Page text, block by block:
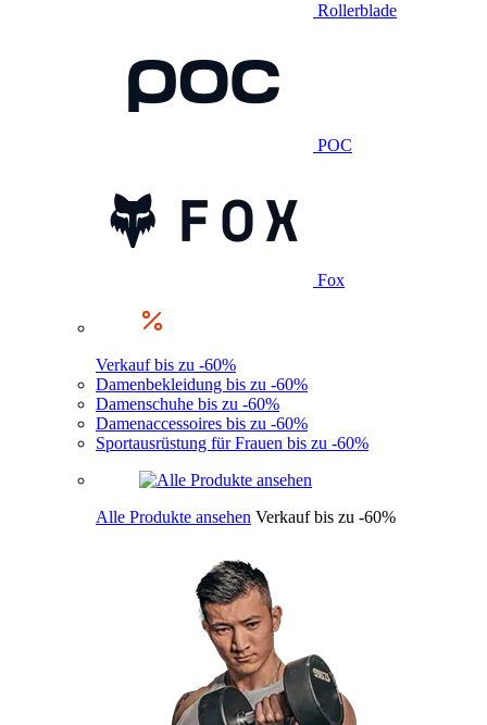
Rollerblade
POC
Fox
Verkauf bis zu -60%
Damenbekleidung bis zu -60%
Damenschuhe bis zu -60%
Damenaccessoires bis zu -60%
Sportausrüstung für Frauen bis zu -60%
Alle Produkte ansehen Verkauf bis zu -60%